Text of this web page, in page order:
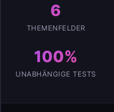
6
THEMENFELDER
100%
UNABHÄNGIGE TESTS